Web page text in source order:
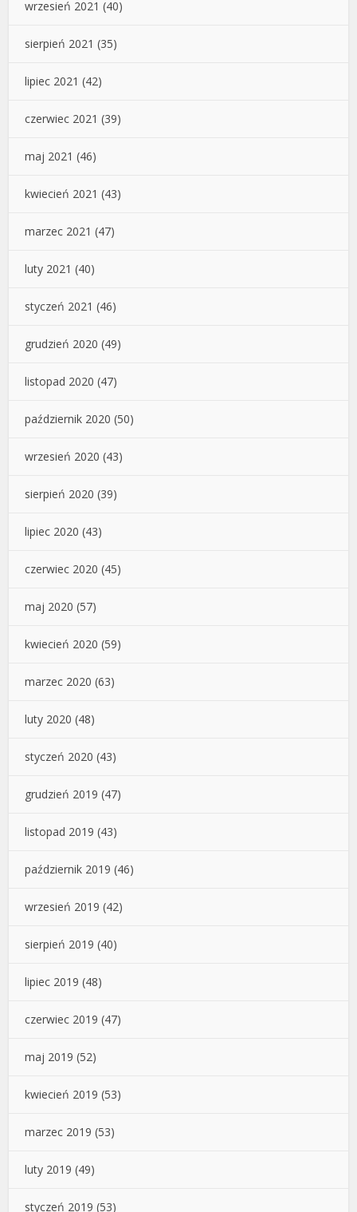
wrzesień 2021 (40)
sierpień 2021 (35)
lipiec 2021 (42)
czerwiec 2021 (39)
maj 2021 (46)
kwiecień 2021 (43)
marzec 2021 (47)
luty 2021 (40)
styczeń 2021 (46)
grudzień 2020 (49)
listopad 2020 (47)
październik 2020 (50)
wrzesień 2020 (43)
sierpień 2020 (39)
lipiec 2020 (43)
czerwiec 2020 (45)
maj 2020 (57)
kwiecień 2020 (59)
marzec 2020 (63)
luty 2020 (48)
styczeń 2020 (43)
grudzień 2019 (47)
listopad 2019 (43)
październik 2019 (46)
wrzesień 2019 (42)
sierpień 2019 (40)
lipiec 2019 (48)
czerwiec 2019 (47)
maj 2019 (52)
kwiecień 2019 (53)
marzec 2019 (53)
luty 2019 (49)
styczeń 2019 (53)